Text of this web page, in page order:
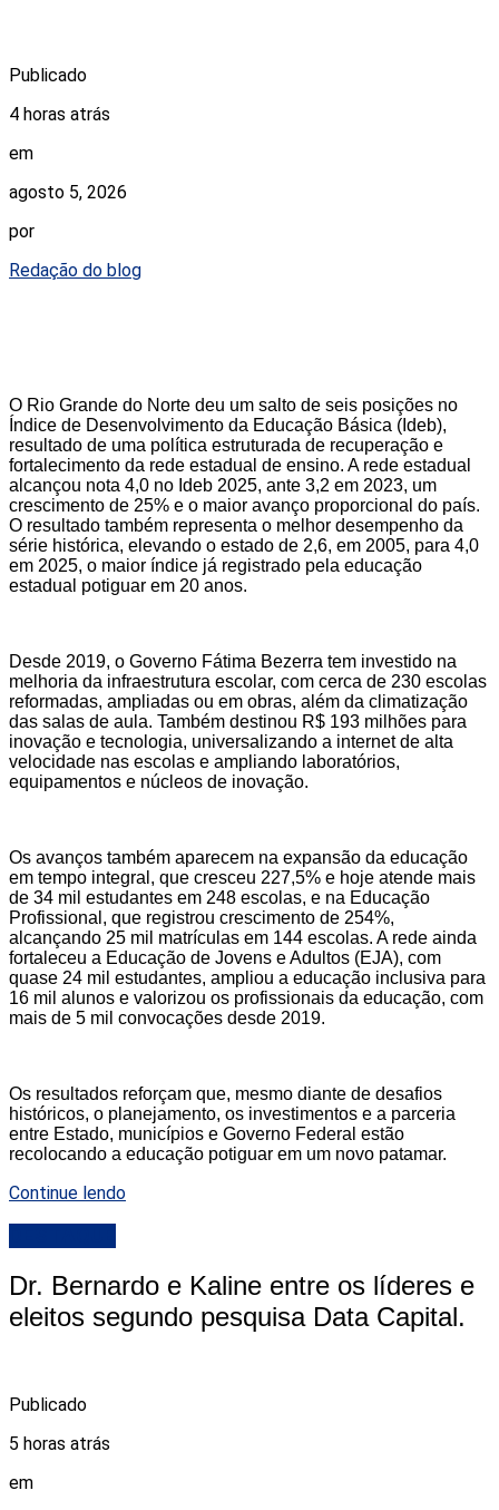
Publicado
4 horas atrás
em
agosto 5, 2026
por
Redação do blog
O Rio Grande do Norte deu um salto de seis posições no
Índice de Desenvolvimento da Educação Básica (Ideb),
resultado de uma política estruturada de recuperação e
fortalecimento da rede estadual de ensino. A rede estadual
alcançou nota 4,0 no Ideb 2025, ante 3,2 em 2023, um
crescimento de 25% e o maior avanço proporcional do país.
O resultado também representa o melhor desempenho da
série histórica, elevando o estado de 2,6, em 2005, para 4,0
em 2025, o maior índice já registrado pela educação
estadual potiguar em 20 anos.
Desde 2019, o Governo Fátima Bezerra tem investido na
melhoria da infraestrutura escolar, com cerca de 230 escolas
reformadas, ampliadas ou em obras, além da climatização
das salas de aula. Também destinou R$ 193 milhões para
inovação e tecnologia, universalizando a internet de alta
velocidade nas escolas e ampliando laboratórios,
equipamentos e núcleos de inovação.
Os avanços também aparecem na expansão da educação
em tempo integral, que cresceu 227,5% e hoje atende mais
de 34 mil estudantes em 248 escolas, e na Educação
Profissional, que registrou crescimento de 254%,
alcançando 25 mil matrículas em 144 escolas. A rede ainda
fortaleceu a Educação de Jovens e Adultos (EJA), com
quase 24 mil estudantes, ampliou a educação inclusiva para
16 mil alunos e valorizou os profissionais da educação, com
mais de 5 mil convocações desde 2019.
Os resultados reforçam que, mesmo diante de desafios
históricos, o planejamento, os investimentos e a parceria
entre Estado, municípios e Governo Federal estão
recolocando a educação potiguar em um novo patamar.
Continue lendo
Dr. Bernardo e Kaline entre os líderes e
eleitos segundo pesquisa Data Capital.
Publicado
5 horas atrás
em